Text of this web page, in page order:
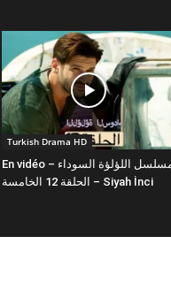
Turkish Drama HD
En vidéo – مسلسل اللؤلؤة السوداء
الحلقة 12 الخامسة – Siyah İnci